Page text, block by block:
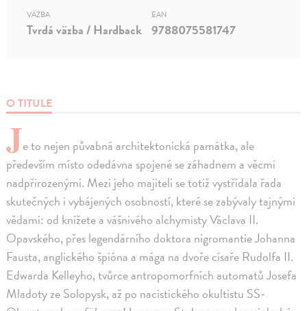
O TITULE
Je to nejen půvabná architektonická památka, ale
především místo odedávna spojené se záhadnem a věcmi
nadpřirozenými. Mezi jeho majiteli se totiž vystřídala řada
skutečných i vybájených osobností, které se zabývaly tajnými
vědami: od knížete a vášnivého alchymisty Václava II.
Opavského, přes legendárního doktora nigromantie Johanna
Fausta, anglického špióna a mága na dvoře císaře Rudolfa II.
Edwarda Kelleyho, tvůrce antropomorfních automatů Josefa
Mladoty ze Solopysk, až po nacistického okultistu SS-
VÄZBA
Tvrdá väzba / Hardback
EAN
9788075581747